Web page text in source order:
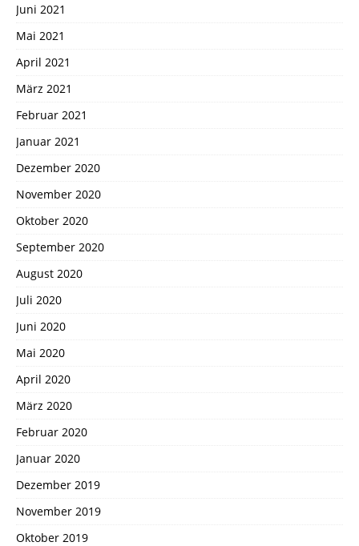
Juni 2021
Mai 2021
April 2021
März 2021
Februar 2021
Januar 2021
Dezember 2020
November 2020
Oktober 2020
September 2020
August 2020
Juli 2020
Juni 2020
Mai 2020
April 2020
März 2020
Februar 2020
Januar 2020
Dezember 2019
November 2019
Oktober 2019